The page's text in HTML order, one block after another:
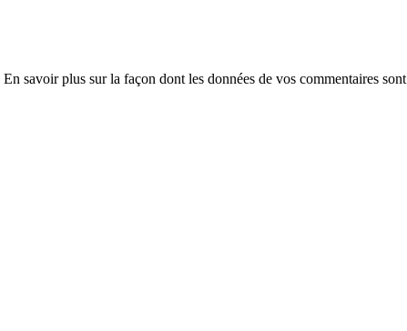
En savoir plus sur la façon dont les données de vos commentaires sont